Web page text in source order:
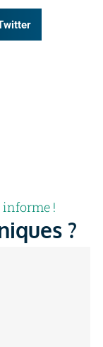
informe !
?